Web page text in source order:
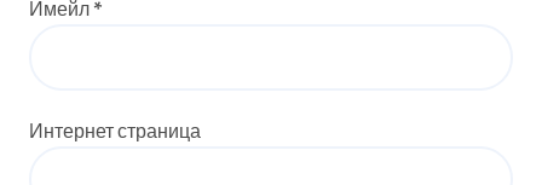
Имейл *
Интернет страница